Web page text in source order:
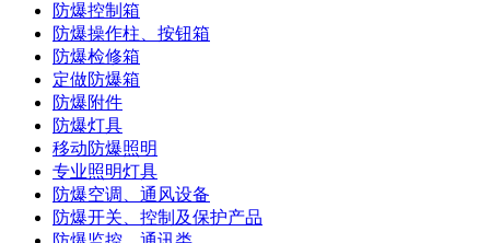
防爆控制箱
防爆操作柱、按钮箱
防爆检修箱
定做防爆箱
防爆附件
防爆灯具
移动防爆照明
专业照明灯具
防爆空调、通风设备
防爆开关、控制及保护产品